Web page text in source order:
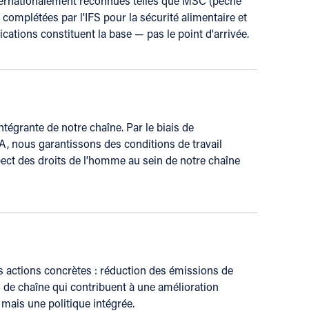
par l'IFS pour la sécurité alimentaire et
constituent la base — pas le point d'arrivée.
de notre chaîne. Par le biais de
nous garantissons des conditions de travail
des droits de l'homme au sein de notre chaîne
concrètes : réduction des émissions de
chaîne qui contribuent à une amélioration
une politique intégrée.